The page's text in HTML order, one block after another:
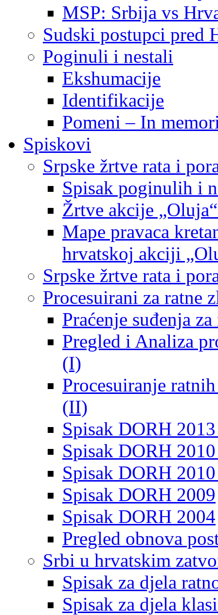
MSP: Srbija vs
Sudski postupci pred
Poginuli i nestali
Ekshumacije
Identifikacije
Pomeni – In
Spiskovi
Srpske žrtve rata i
Spisak poginulih i
Žrtve akcije
Mape pravaca
hrvatskoj akciji
Srpske žrtve rata i
Procesuirani za ratne
Praćenje suđenja
Pregled i Analiza
(I)
Procesuiranje
(II)
Spisak DORH
Spisak DORH
Spisak DORH
Spisak DORH 2009
Spisak DORH 2004
Pregled obnova
Srbi u hrvatskim
Spisak za djela
Spisak za djela